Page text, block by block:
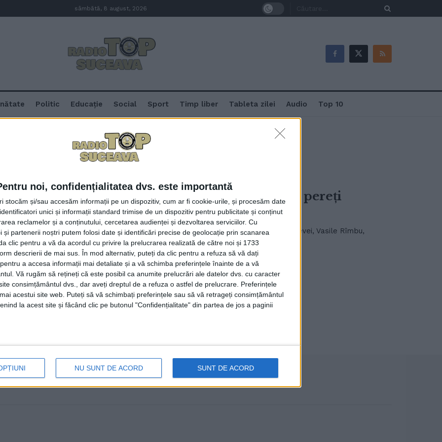
noi, confidențialitatea dvs. este importantă
stocăm și/sau accesăm informații pe un dispozitiv, cum ar fi cookie-urile, și procesăm date
unici și informații standard trimise de un dispozitiv pentru publicitate și conținut
reclamelor și a conținutului, cercetarea audienței și dezvoltarea serviciilor. Cu
și partenerii noștri putem folosi date și identificări precise de geolocație prin scanarea
clic pentru a vă da acordul cu privire la prelucrarea realizată de către noi și 1733
descrierii de mai sus. În mod alternativ, puteți da clic pentru a refuza să vă dați
a accesa informații mai detaliate și a vă schimba preferințele înainte de a vă
Vă rugăm să rețineți că este posibil ca anumite prelucrări ale datelor dvs. cu caracter
consimțământul dvs., dar aveți dreptul de a refuza o astfel de prelucrare. Preferințele
acestui site web. Puteți să vă schimbați preferințele sau să vă retrageți consimțământul
la acest site și făcând clic pe butonul "Confidențialitate" din partea de jos a paginii
NU SUNT DE ACORD SUNT DE ACORD
sâmbătă, 8 august, 2026
Politic Educație Social Sport Timp liber Tableta zilei Audio Top 10
Vasile Rîmbu, afară din Primărie? Cai verzi pe pereți
7 IULIE, 2026
După ce PSD Suceava a fost umilit public de nenumărate ori de primarul Sucevei, Vasile Rîmbu,
partidul s-a gîndit să ...